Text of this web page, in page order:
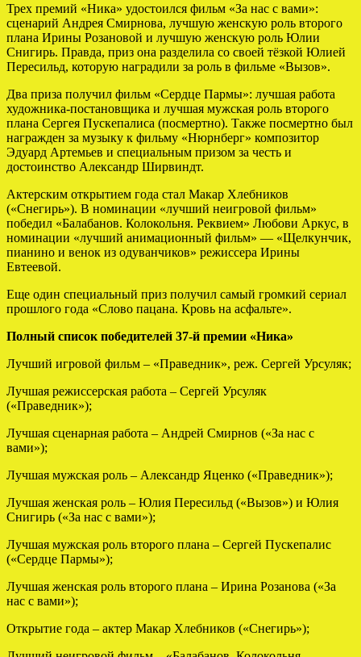
Трех премий «Ника» удостоился фильм «За нас с вами»:
сценарий Андрея Смирнова, лучшую женскую роль второго
плана Ирины Розановой и лучшую женскую роль Юлии
Снигирь. Правда, приз она разделила со своей тёзкой Юлией
Пересильд, которую наградили за роль в фильме «Вызов».
Два приза получил фильм «Сердце Пармы»: лучшая работа
художника-постановщика и лучшая мужская роль второго
плана Сергея Пускепалиса (посмертно). Также посмертно был
награжден за музыку к фильму «Нюрнберг» композитор
Эдуард Артемьев и специальным призом за честь и
достоинство Александр Ширвиндт.
Актерским открытием года стал Макар Хлебников
(«Снегирь»). В номинации «лучший неигровой фильм»
победил «Балабанов. Колокольня. Реквием» Любови Аркус, в
номинации «лучший анимационный фильм» — «Щелкунчик,
пианино и венок из одуванчиков» режиссера Ирины
Евтеевой.
Еще один специальный приз получил самый громкий сериал
прошлого года «Слово пацана. Кровь на асфальте».
Полный список победителей 37-й премии «Ника»
Лучший игровой фильм – «Праведник», реж. Сергей Урсуляк;
Лучшая режиссерская работа – Сергей Урсуляк
(«Праведник»);
Лучшая сценарная работа – Андрей Смирнов («За нас с
вами»);
Лучшая мужская роль – Александр Яценко («Праведник»);
Лучшая женская роль – Юлия Пересильд («Вызов») и Юлия
Снигирь («За нас с вами»);
Лучшая мужская роль второго плана – Сергей Пускепалис
(«Сердце Пармы»);
Лучшая женская роль второго плана – Ирина Розанова («За
нас с вами»);
Открытие года – актер Макар Хлебников («Снегирь»);